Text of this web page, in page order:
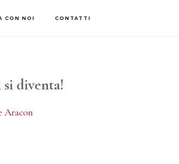
CON NOI CONTATTI
diventa!
Aracon